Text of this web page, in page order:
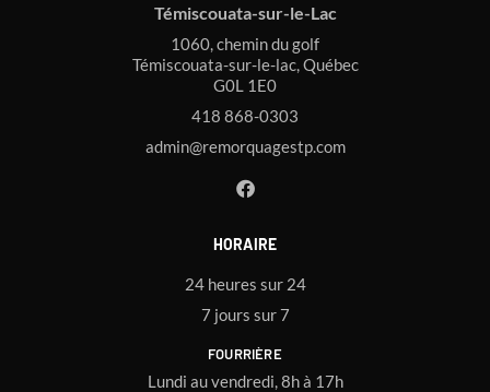
Témiscouata-sur-le-Lac
1060, chemin du golf
Témiscouata-sur-le-lac, Québec
G0L 1E0
418 868-0303
admin@remorquagestp.com
HORAIRE
24 heures sur 24
7 jours sur 7
FOURRIÈRE
Lundi au vendredi, 8h à 17h